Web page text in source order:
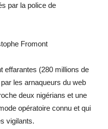
par la police de
Fromont
effarantes (280 millions de
les arnaqueurs du web
deux nigérians et une
opératoire connu et qui
vigilants.